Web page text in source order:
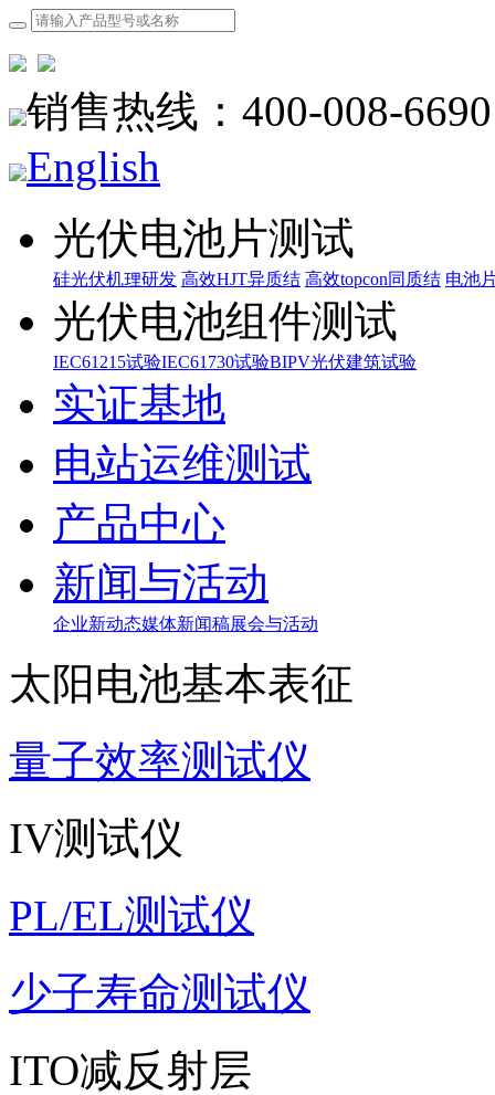
销售热线：400-008-6690
English
光伏电池片测试
硅光伏机理研发 高效HJT异质结 高效topcon同质结 电池
光伏电池组件测试
IEC61215试验IEC61730试验BIPV光伏建筑试验
实证基地
电站运维测试
产品中心
新闻与活动
企业新动态媒体新闻稿展会与活动
太阳电池基本表征
量子效率测试仪
IV测试仪
PL/EL测试仪
少子寿命测试仪
ITO减反射层